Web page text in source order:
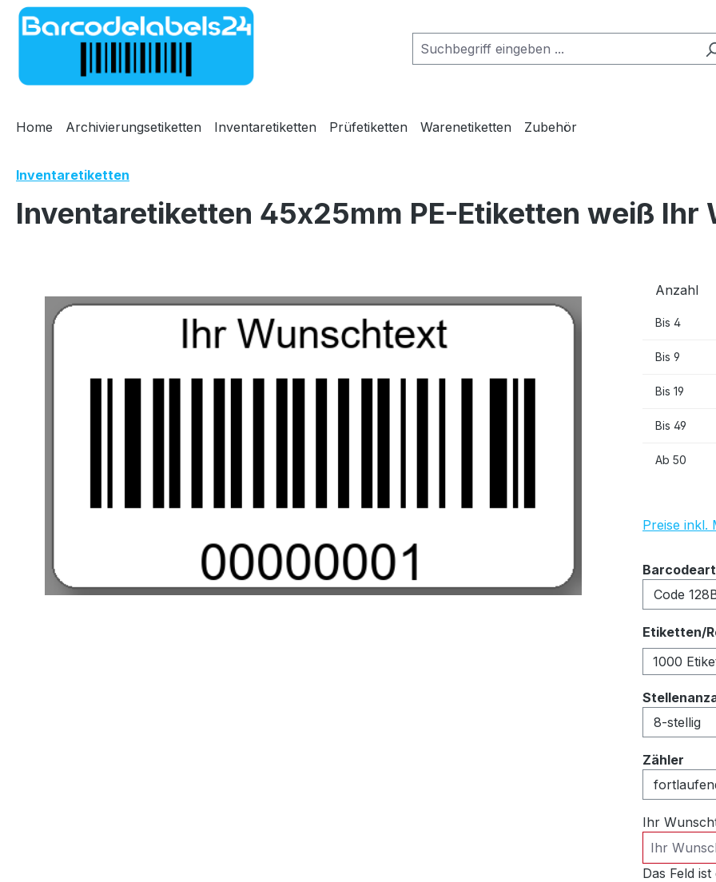
Hauptinhalt springen
Zur Suche springen
Zur Hauptnavigation springen
Home Archivierungsetiketten Inventaretiketten Prüfetiketten Warenetiketten Zubehör
Inventaretiketten
Inventaretiketten 45x25mm PE-Etiketten weiß Ihr
Anzahl
Bis 4
Bis 9
Bis 19
Bis 49
Ab 50
Preise inkl.
Barcodeart
Etiketten/
1000
Zähler
Ihr
Das Feld